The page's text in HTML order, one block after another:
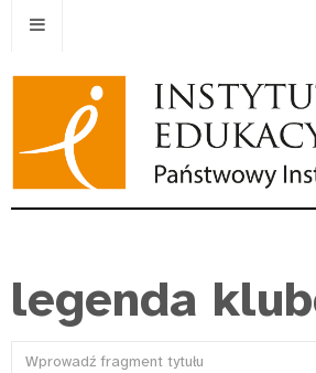
legenda
Wprowadź